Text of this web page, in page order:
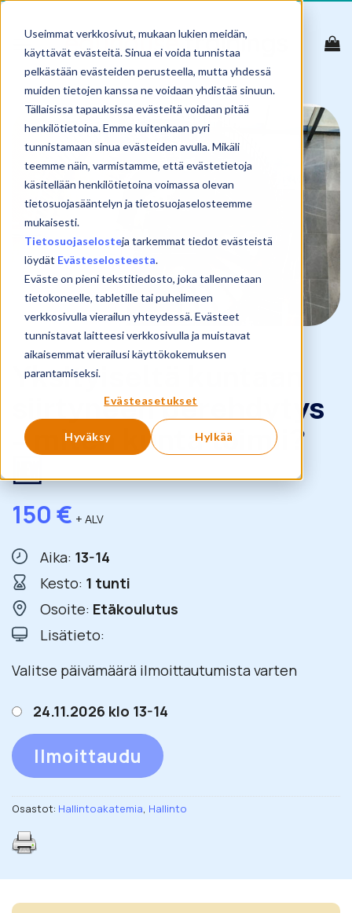
Useimmat verkkosivut, mukaan lukien meidän,
käyttävät evästeitä. Sinua ei voida tunnistaa
pelkästään evästeiden perusteella, mutta yhdessä
muiden tietojen kanssa ne voidaan yhdistää sinuun.
Tällaisissa tapauksissa evästeitä voidaan pitää
henkilötietoina. Emme kuitenkaan pyri
tunnistamaan sinua evästeiden avulla. Mikäli
teemme näin, varmistamme, että evästetietoja
käsitellään henkilötietoina voimassa olevan
tietosuojasääntelyn ja tietosuojaselosteemme
mukaisesti.
Tietosuojaselosteja tarkemmat tiedot evästeistä
löydät Evästeselosteesta.
Eväste on pieni tekstitiedosto, joka tallennetaan
tietokoneelle, tabletille tai puhelimeen
verkkosivulla vierailun yhteydessä. Evästeet
tunnistavat laitteesi verkkosivulla ja muistavat
aikaisemmat vierailusi käyttökokemuksen
parantamiseksi.
Evästeasetukset
Hyväksy Hylkää
Skip
content
Yksityiseltä kuntaan
siirtyneen perehdytys
– miten kunta toimii?
🆕
150€ + ALV
Aika: 13-14
Kesto: 1 tunti
Osoite: Etäkoulutus
Lisätieto:
Valitse päivämäärä ilmoittautumista varten
24.11.2026 klo 13-14
Ilmoittaudu
Osastot: Hallintoakatemia, Hallinto